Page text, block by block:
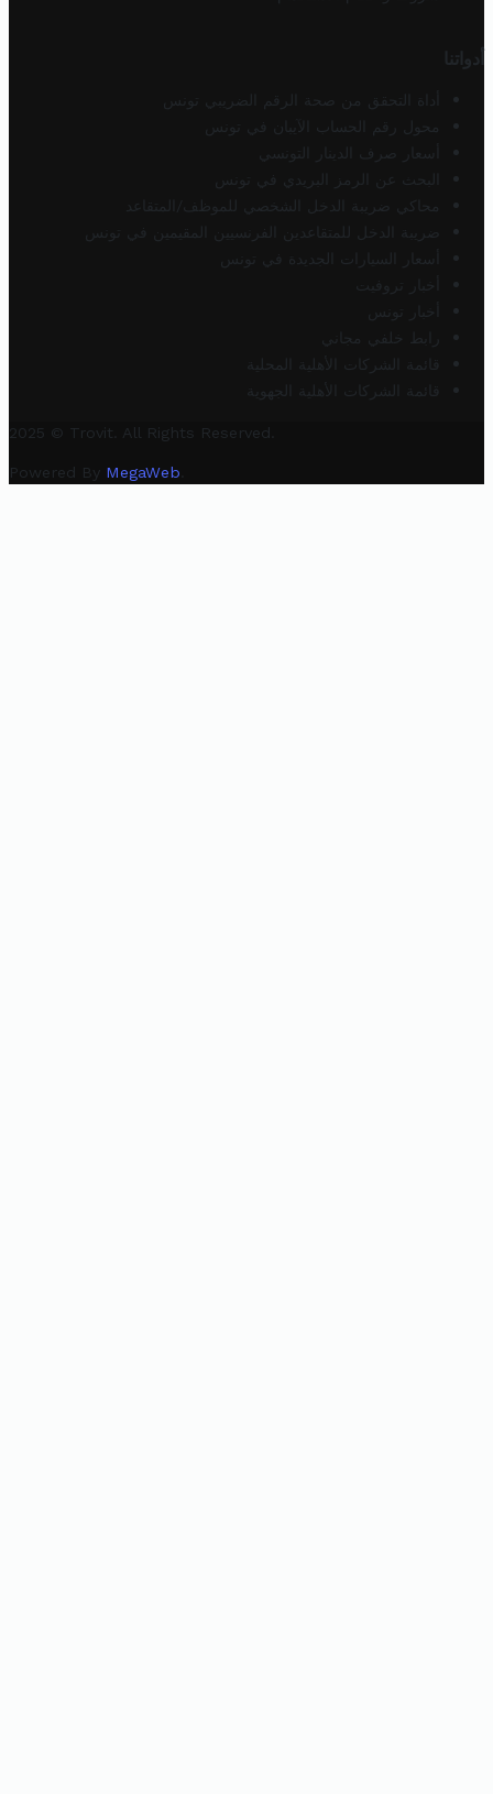
أدواتنا
أداة التحقق من صحة الرقم الضريبي تونس
محول رقم الحساب الآيبان في تونس
أسعار صرف الدينار التونسي
البحث عن الرمز البريدي في تونس
محاكي ضريبة الدخل الشخصي للموظف/المتقاعد
ضريبة الدخل للمتقاعدين الفرنسيين المقيمين في تونس
أسعار السيارات الجديدة في تونس
أخبار تروفيت
أخبار تونس
رابط خلفي مجاني
قائمة الشركات الأهلية المحلية
قائمة الشركات الأهلية الجهوية
2025 © Trovit. All Rights Reserved.
Powered By MegaWeb